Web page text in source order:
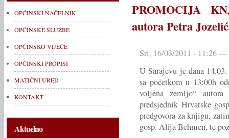
OPĆINSKI NAČELNIK
OPĆINSKE SLUŽBE
OPĆINSKO VIJEĆE
OPĆINSKI PROPISI
MATIČNI URED
KONTAKT
Aktuelno
PROMOCIJA
autora Petra
Sri, 16/03/2011 - 11:26
U Sarajevu je dana
sa početkom u 13:00h
voljena zemljo“
predsjednik Hrvatske
predgovora za knjigu,
gosp. Alija Behmen, te